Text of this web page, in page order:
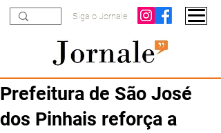
Siga o Jornale
Prefeitura de São José
dos Pinhais reforça a